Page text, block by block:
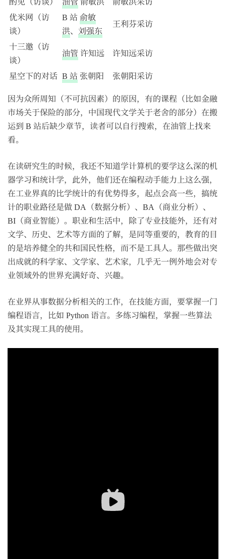
优米网（访
谈）
B 站 俞敏
洪、 刘强东
王利芬采访
十三邀（访
谈）
油管 许知远
许知远采访
星空下的对话 B 站 张朝阳
张朝阳采访
因为众所周知（不可抗因素）的原因，有的课程（比如金融
市场关于保险的部分，中国现代文学关于老舍的部分）在搬
运到 B 站后缺少章节，读者可以自行搜索，在油管上找来
看。
在读研究生的时候，我还不知道学计算机的要学这么深的机
器学习和统计学，此外，他们还在编程动手能力上这么强，
在工业界真的比学统计的有优势得多，起点会高一些，搞统
计的职业路径是做 DA（数据分析）、BA（商业分析）、
BI（商业智能）。职业和生活中，除了专业技能外，还有对
文学、历史、艺术等方面的了解，是同等重要的，教育的目
的是培养健全的共和国民性格，而不是工具人。那些做出突
出成就的科学家、文学家、艺术家，几乎无一例外地会对专
业领域外的世界充满好奇、兴趣。
在业界从事数据分析相关的工作，在技能方面，要掌握一门
编程语言，比如 Python 语言。多练习编程，掌握一些算法
及其实现工具的使用。